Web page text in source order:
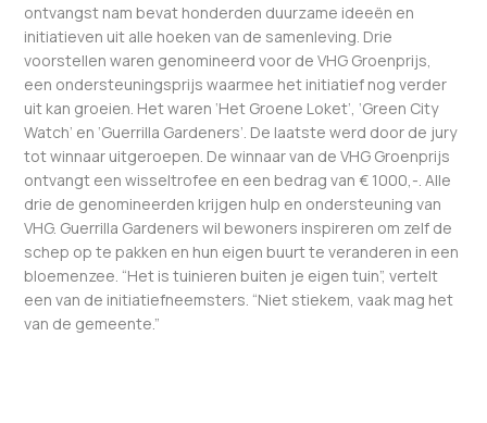
ontvangst nam bevat honderden duurzame ideeën en
initiatieven uit alle hoeken van de samenleving. Drie
voorstellen waren genomineerd voor de VHG Groenprijs,
een ondersteuningsprijs waarmee het initiatief nog verder
uit kan groeien. Het waren ‘Het Groene Loket’, ‘Green City
Watch’ en ‘Guerrilla Gardeners’. De laatste werd door de jury
tot winnaar uitgeroepen. De winnaar van de VHG Groenprijs
ontvangt een wisseltrofee en een bedrag van € 1000,-. Alle
drie de genomineerden krijgen hulp en ondersteuning van
VHG. Guerrilla Gardeners wil bewoners inspireren om zelf de
schep op te pakken en hun eigen buurt te veranderen in een
bloemenzee. “Het is tuinieren buiten je eigen tuin”, vertelt
een van de initiatiefneemsters. “Niet stiekem, vaak mag het
van de gemeente.”